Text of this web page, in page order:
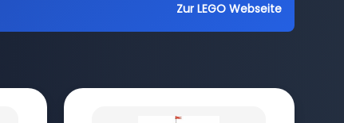
Zur LEGO Webseite